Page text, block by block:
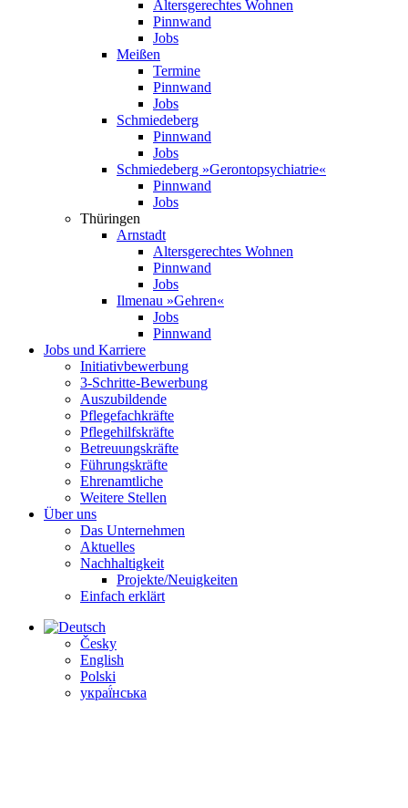
Altersgerechtes Wohnen
Pinnwand
Jobs
Meißen
Termine
Pinnwand
Jobs
Schmiedeberg
Pinnwand
Jobs
Schmiedeberg »Geronto­psychiatrie«
Pinnwand
Jobs
Thüringen
Arnstadt
Altersgerechtes Wohnen
Pinnwand
Jobs
Ilmenau »Gehren«
Jobs
Pinnwand
Jobs und Karriere
Initiativ­bewerbung
3-Schritte-Bewerbung
Auszubildende
Pflegefachkräfte
Pflegehilfskräfte
Betreuungs­kräfte
Führungs­kräfte
Ehrenamtliche
Weitere Stellen
Über uns
Das Unternehmen
Aktuelles
Nachhaltigkeit
Projekte/Neuigkeiten
Einfach erklärt
Česky
English
Polski
украї́нська